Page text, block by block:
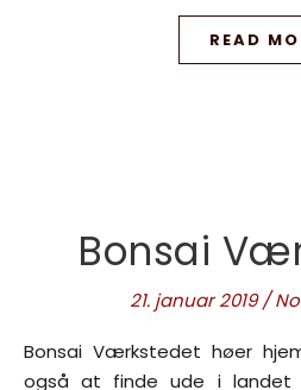
READ
Bonsai
21. januar 2019 /
Bonsai Værkstedet høer hjemme i Esbjerg, men er
også at finde ude i landet